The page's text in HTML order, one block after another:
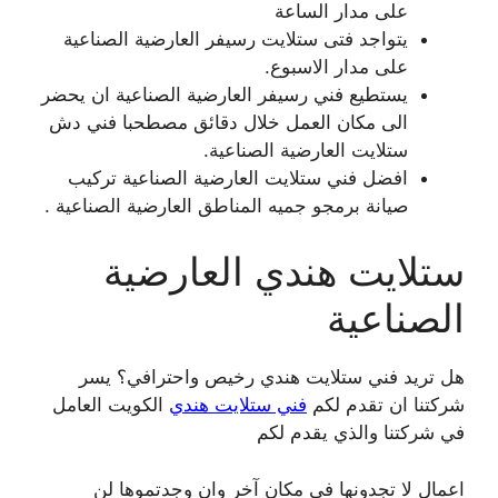
على مدار الساعة
يتواجد فتى ستلايت رسيفر العارضية الصناعية
على مدار الاسبوع.
يستطيع فني رسيفر العارضية الصناعية ان يحضر
الى مكان العمل خلال دقائق مصطحبا فني دش
ستلايت العارضية الصناعية.
افضل فني ستلايت العارضية الصناعية تركيب
صيانة برمجو جميه المناطق العارضية الصناعية .
ستلايت هندي العارضية
الصناعية
هل تريد فني ستلايت هندي رخيص واحترافي؟ يسر
شركتنا ان تقدم لكم فني ستلايت هندي الكويت العامل
في شركتنا والذي يقدم لكم
اعمال لا تجدونها في مكان آخر وان وجدتموها لن